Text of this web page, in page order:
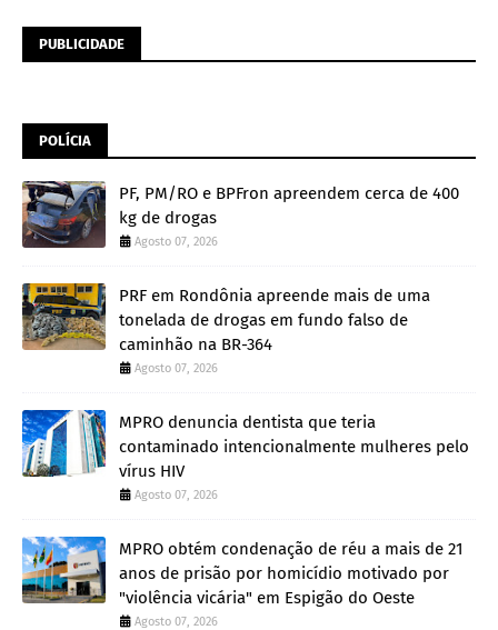
PUBLICIDADE
POLÍCIA
PF, PM/RO e BPFron apreendem cerca de 400
kg de drogas
Agosto 07, 2026
PRF em Rondônia apreende mais de uma
tonelada de drogas em fundo falso de
caminhão na BR-364
Agosto 07, 2026
MPRO denuncia dentista que teria
contaminado intencionalmente mulheres pelo
vírus HIV
Agosto 07, 2026
MPRO obtém condenação de réu a mais de 21
anos de prisão por homicídio motivado por
"violência vicária" em Espigão do Oeste
Agosto 07, 2026